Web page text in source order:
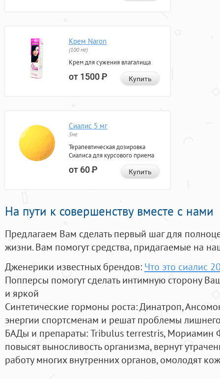
Крем Naron
(100 мг)
Крем для сужения влагалища
от 1500Р Купить
Сиалис 5 мг
5мг
Терапевтическая дозировка
Сиалиса для курсового приема
от 60Р Купить
На пути к совершенству вместе с нами
Предлагаем Вам сделать первый шаг для
жизни. Вам помогут средства, придагаемые на
Дженерики известных брендов: Что это сиалис
Попперсы помогут сделать интимную сторону
и яркой
Синтетические гормоны роста: Динатроп,
энергии спортсменам и решат проблемы
БАДы и препараты:Tribulus terrestris, Мориамин
повысят выносливость организма, вернут
работу многих внутренних органов, омолодят